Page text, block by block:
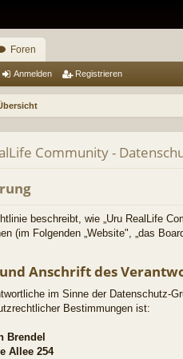
Foren
Anmelden Registrieren
Community -
beschreibt, wie „Uru RealLife
(im Folgenden „Website", „das
Anschrift des
im Sinne der Datenschutz-
Bestimmungen ist:
Brendel
Allee 254